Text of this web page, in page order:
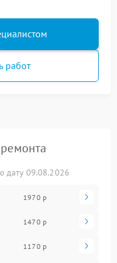
работ
дату 09.08.2026
1970 р
1470 р
1170 р